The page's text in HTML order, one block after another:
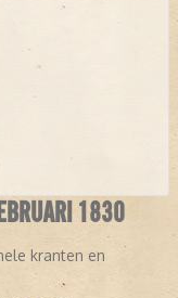
1830
kranten en